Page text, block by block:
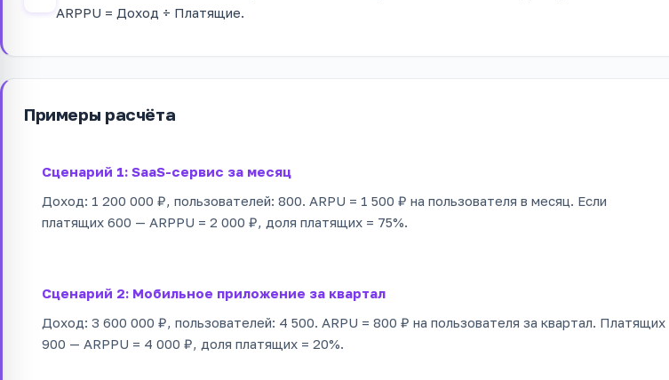
ARPPU = Доход ÷ Платящие.
Примеры расчёта
Сценарий 1: SaaS-сервис за месяц
Доход: 1 200 000 ₽, пользователей: 800. ARPU = 1 500 ₽ на пользователя в месяц. Если
платящих 600 — ARPPU = 2 000 ₽, доля платящих = 75%.
Сценарий 2: Мобильное приложение за квартал
Доход: 3 600 000 ₽, пользователей: 4 500. ARPU = 800 ₽ на пользователя за квартал. Платящих
900 — ARPPU = 4 000 ₽, доля платящих = 20%.